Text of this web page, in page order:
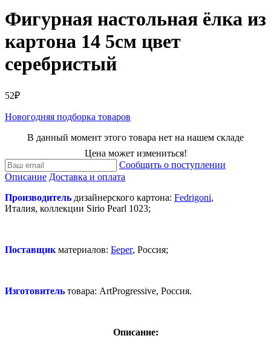
Фигурная настольная ёлка из
картона 14 5см цвет
серебристый
52₽
Новогодняя подборка товаров
В данный момент этого товара нет на нашем складе
Цена может измениться!
Сообщить о поступлении
Описание Доставка и оплата
Производитель дизайнерского картона: Fedrigoni,
Италия, коллекции Sirio Pearl 1023;
Поставщик материалов: Берег, Россия;
Изготовитель товара: ArtProgressive, Россия.
Описание: